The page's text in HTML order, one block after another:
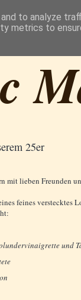
25er
mit lieben Freunden
feines verstecktes
und
to analyze
metrics to